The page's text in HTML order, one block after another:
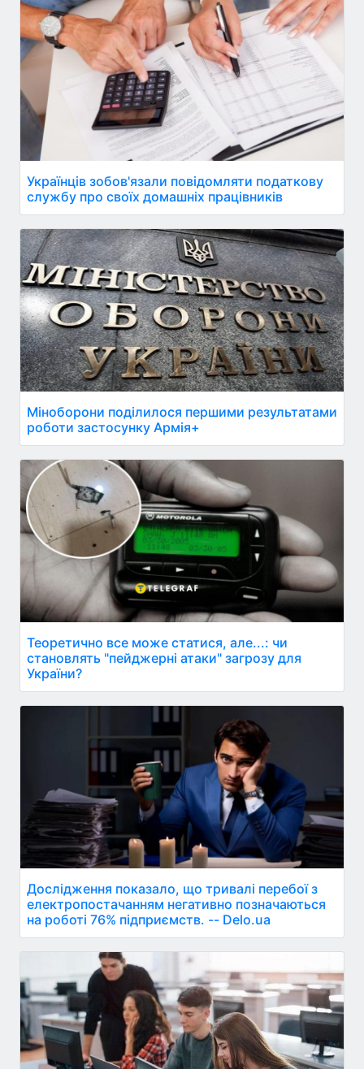
Українців зобов'язали повідомляти податкову
службу про своїх домашніх працівників
Міноборони поділилося першими результатами
роботи застосунку Армія+
Теоретично все може статися, але...: чи
становлять "пейджерні атаки" загрозу для
України?
Дослідження показало, що тривалі перебої з
електропостачанням негативно позначаються
на роботі 76% підприємств. -- Delo.ua